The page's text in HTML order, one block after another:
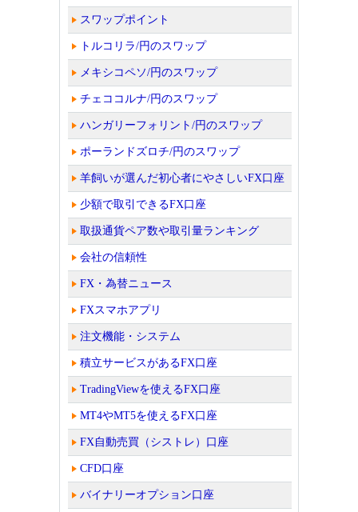
スワップポイント
トルコリラ/円のスワップ
メキシコペソ/円のスワップ
チェココルナ/円のスワップ
ハンガリーフォリント/円のスワップ
ポーランドズロチ/円のスワップ
羊飼いが選んだ初心者にやさしいFX口座
少額で取引できるFX口座
取扱通貨ペア数や取引量ランキング
会社の信頼性
FX・為替ニュース
FXスマホアプリ
注文機能・システム
積立サービスがあるFX口座
TradingViewを使えるFX口座
MT4やMT5を使えるFX口座
FX自動売買（シストレ）口座
CFD口座
バイナリーオプション口座